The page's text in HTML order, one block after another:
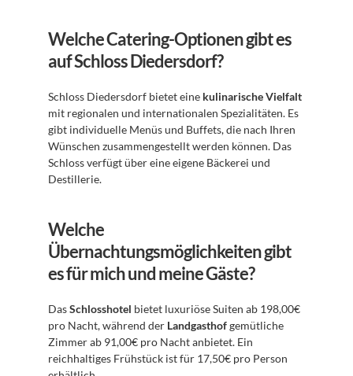
Welche Catering-Optionen gibt es
auf Schloss Diedersdorf?
Schloss Diedersdorf bietet eine kulinarische Vielfalt
mit regionalen und internationalen Spezialitäten. Es
gibt individuelle Menüs und Buffets, die nach Ihren
Wünschen zusammengestellt werden können. Das
Schloss verfügt über eine eigene Bäckerei und
Destillerie.
Welche
Übernachtungsmöglichkeiten gibt
es für mich und meine Gäste?
Das Schlosshotel bietet luxuriöse Suiten ab 198,00€
pro Nacht, während der Landgasthof gemütliche
Zimmer ab 91,00€ pro Nacht anbietet. Ein
reichhaltiges Frühstück ist für 17,50€ pro Person